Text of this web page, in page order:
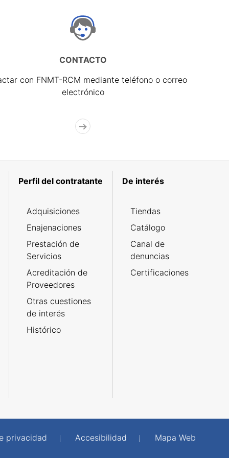
CONTACTO
con FNMT-RCM mediante teléfono o correo
electrónico
Perfil del contratante
Adquisiciones
Enajenaciones
Prestación de
Servicios
Acreditación de
Proveedores
Otras cuestiones
de interés
Histórico
De interés
Tiendas
Catálogo
Canal de
denuncias
Certificaciones
privacidad Accesibilidad
Mapa Web